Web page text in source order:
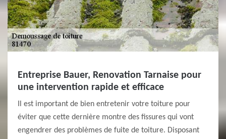
Entreprise Bauer, Renovation Tarnaise pour
une intervention rapide et efficace
Il est important de bien entretenir votre toiture pour
éviter que cette dernière montre des fissures qui vont
engendrer des problèmes de fuite de toiture. Disposant